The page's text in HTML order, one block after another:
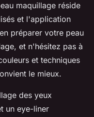
maquillage réside
et l'application
préparer votre peau
et n'hésitez pas à
et techniques
le mieux.
des yeux
un eye-liner